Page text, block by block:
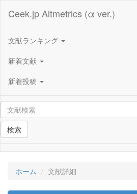
Ceek.jp Altmetrics (α ver.)
文献ランキング
新着文献
新着投稿
検索
ホーム 文献詳細